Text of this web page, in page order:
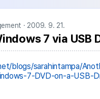
· 2009. 9. 21.
7 via USB
blogs/sarahintampa/
7-DVD-on-a-USB-